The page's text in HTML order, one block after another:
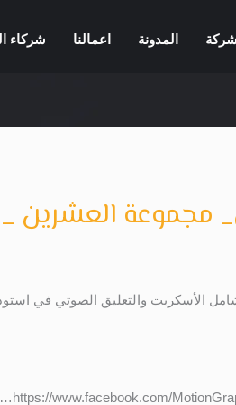
المدونة اعمالنا شركاء
العشرين